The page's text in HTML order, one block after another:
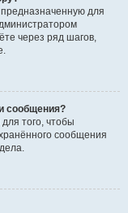
для
через ряд шагов,
сообщения?
того, чтобы
сообщения